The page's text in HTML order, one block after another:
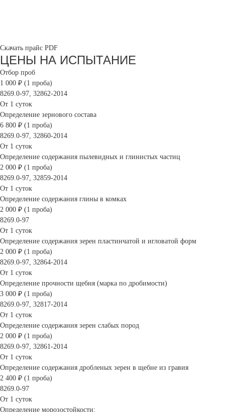
Скачать прайс PDF
ЦЕНЫ НА ИСПЫТАНИЕ
Отбор проб
1 000 ₽ (1 проба)
8269.0-97, 32862-2014
От 1 суток
Определение зернового состава
6 800 ₽ (1 проба)
8269.0-97, 32860-2014
От 1 суток
Определение содержания пылевидных и глинистых частиц
2 000 ₽ (1 проба)
8269.0-97, 32859-2014
От 1 суток
Определение содержания глины в комках
2 000 ₽ (1 проба)
8269.0-97
От 1 суток
Определение содержания зерен пластинчатой и игловатой форм
2 000 ₽ (1 проба)
8269.0-97, 32864-2014
От 1 суток
Определение прочности щебня (марка по дробимости)
3 000 ₽ (1 проба)
8269.0-97, 32817-2014
От 1 суток
Определение содержания зерен слабых пород
2 000 ₽ (1 проба)
8269.0-97, 32861-2014
От 1 суток
Определение содержания дробленых зерен в щебне из гравия
2 400 ₽ (1 проба)
8269.0-97
От 1 суток
Определение морозостойкости: